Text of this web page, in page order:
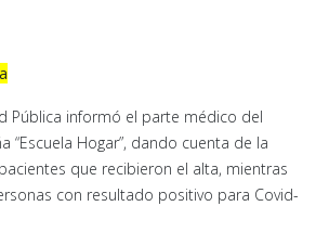
Pública informó el parte médico del
“Escuela Hogar”, dando cuenta de la
que recibieron el alta, mientras
con resultado positivo para Covid-